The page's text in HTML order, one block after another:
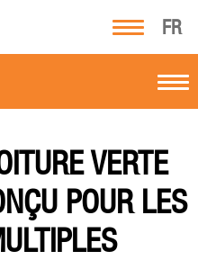
FR
VERTE
POUR LES